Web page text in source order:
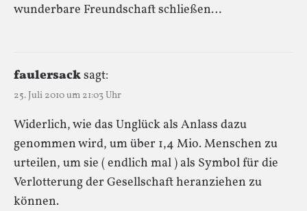
wunderbare Freundschaft schließen…
faulersacksagt:
25. Juli 2010 um 21:03 Uhr
Widerlich, wie das Unglück als Anlass dazu
genommen wird, um über 1,4 Mio. Menschen zu
urteilen, um sie ( endlich mal ) als Symbol für die
Verlotterung der Gesellschaft heranziehen zu
können.